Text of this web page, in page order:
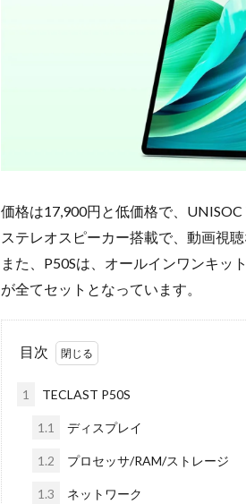
価格は17,900円と低価格で、
ステレオスピーカー搭載で、動画視
また、P50Sは、オールインワンキッ
が全てセットとなっています。
目次
1 TECLAST P50S
1.1 ディスプレイ
1.2 プロセッサ/RAM/ストレージ
1.3 ネットワーク